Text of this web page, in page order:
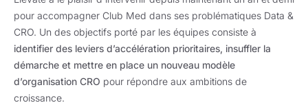
pour accompagner Club Med dans ses problématiques Data &
CRO. Un des objectifs porté par les équipes consiste à
identifier des leviers d’accélération prioritaires, insuffler la
démarche et mettre en place un nouveau modèle
d’organisation CRO pour répondre aux ambitions de
croissance.